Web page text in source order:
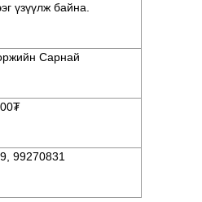
үзүүлж байна.
Сарнай
99270831